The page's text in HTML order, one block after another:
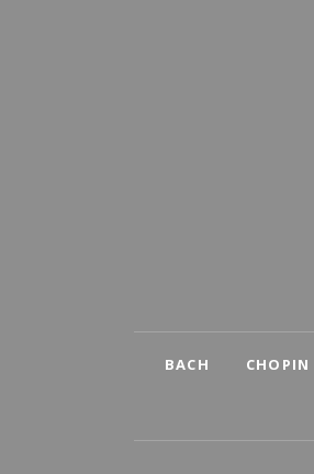
Video menu
BACH CHOPIN